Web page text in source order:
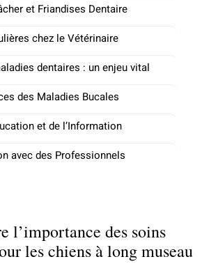
et Friandises Dentaire
chez le Vétérinaire
dentaires : un enjeu vital
des Maladies Bucales
et de l’Information
avec des Professionnels
l’importance des soins
les chiens à long museau